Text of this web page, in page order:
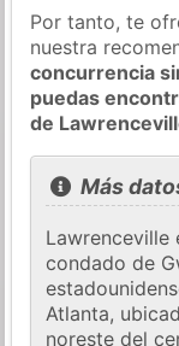
Por tanto, te
nuestra
concurrencia
puedas
de
Más
Lawrenceville
condado de
Atlanta,
noreste del